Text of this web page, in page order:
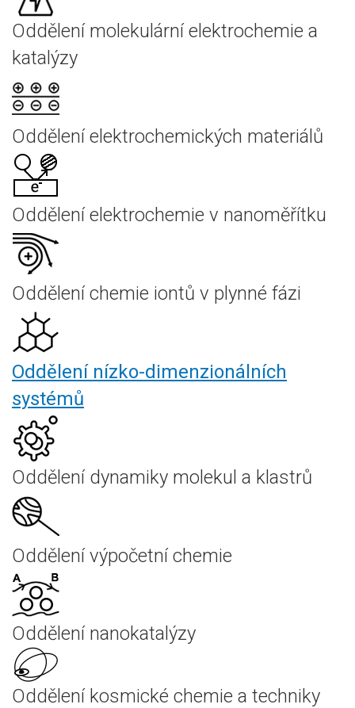
Oddělení molekulární elektrochemie a
katalýzy
Oddělení elektrochemických materiálů
Oddělení elektrochemie v nanoměřítku
Oddělení chemie iontů v plynné fázi
Oddělení nízko-dimenzionálních
systémů
Oddělení dynamiky molekul a klastrů
Oddělení výpočetní chemie
Oddělení nanokatalýzy
Oddělení kosmické chemie a techniky